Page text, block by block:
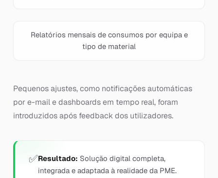
Relatórios mensais de consumos por equipa e
tipo de material
Pequenos ajustes, como notificações automáticas
por e-mail e dashboards em tempo real, foram
introduzidos após feedback dos utilizadores.
Resultado: Solução digital completa,
integrada e adaptada à realidade da PME.